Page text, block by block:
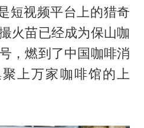
短视频平台上的猎奇
火苗已经成为保山咖
，燃到了中国咖啡消
上万家咖啡馆的上